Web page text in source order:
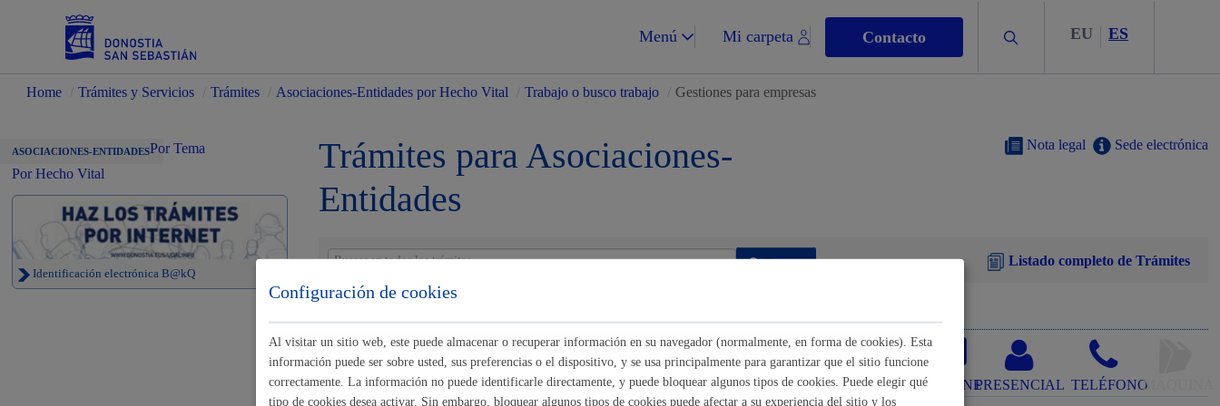
Menú Mi carpeta Contacto Buscar EU ES
Padrón y asuntos personales
Vivienda y urbanismo
Home Trámites y Servicios Trámites Asociaciones-Entidades por Hecho Vital Trabajo o busco trabajo Gestiones para empresas
ASOCIACIONES-ENTIDADESPor Tema
Por Hecho Vital
Identificación electrónica B@kQ
Trámites para Asociaciones-
Entidades
Sede electrónica
Nota legal
Buscar Listado completo de Trámites
Gestiones para empresas
Confirmación de datos de facturación
ONLINEPRESENCIAL TELÉFONOMÁQUINA
Configuración de cookies
Al visitar un sitio web, este puede almacenar o recuperar información en su navegador (normalmente, en forma de cookies). Esta
información puede ser sobre usted, sus preferencias o el dispositivo, y se usa principalmente para garantizar que el sitio funcione
correctamente. La información no puede identificarle directamente, y puede bloquear algunos tipos de cookies. Puede elegir qué
tipo de cookies desea activar. Sin embargo, bloquear algunos tipos de cookies puede afectar a su experiencia del sitio y los